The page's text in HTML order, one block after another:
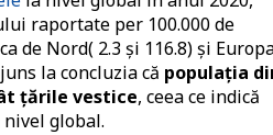
raportate per 100.000 de
de Nord( 2.3 și 116.8) și
la concluzia că populația
țările vestice, ceea ce indică
global.